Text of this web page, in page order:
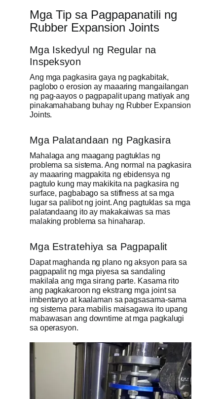
Mga Tip sa Pagpapanatili ng
Rubber Expansion Joints
Mga Iskedyul ng Regular na
Inspeksyon
Ang mga pagkasira gaya ng pagkabitak,
paglobo o erosion ay maaaring mangailangan
ng pag-aayos o pagpapalit upang matiyak ang
pinakamahabang buhay ng Rubber Expansion
Joints.
Mga Palatandaan ng Pagkasira
Mahalaga ang maagang pagtuklas ng
problema sa sistema. Ang normal na pagkasira
ay maaaring magpakita ng ebidensya ng
pagtulo kung may makikita na pagkasira ng
surface, pagbabago sa stiffness at sa mga
lugar sa palibot ng joint. Ang pagtuklas sa mga
palatandaang ito ay makakaiwas sa mas
malaking problema sa hinaharap.
Mga Estratehiya sa Pagpapalit
Dapat maghanda ng plano ng aksyon para sa
pagpapalit ng mga piyesa sa sandaling
makilala ang mga sirang parte. Kasama rito
ang pagkakaroon ng ekstrang mga joint sa
imbentaryo at kaalaman sa pagsasama-sama
ng sistema para mabilis maisagawa ito upang
mabawasan ang downtime at mga pagkalugi
sa operasyon.